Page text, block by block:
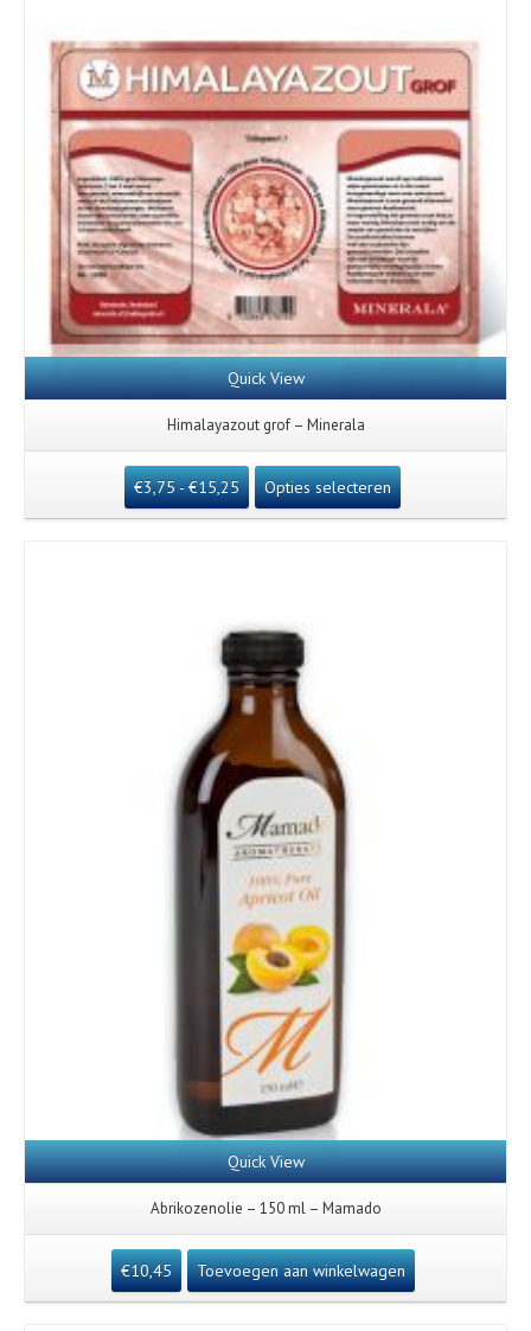
Quick View
Himalayazout grof – Minerala
€3,75- €15,25 Opties selecteren
Quick View
Abrikozenolie – 150 ml – Mamado
€10,45 Toevoegen aan winkelwagen